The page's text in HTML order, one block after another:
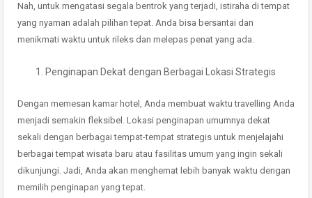
Nah, untuk mengatasi segala bentrok yang terjadi, istiraha di tempat
yang nyaman adalah pilihan tepat. Anda bisa bersantai dan
menikmati waktu untuk rileks dan melepas penat yang ada.
Penginapan Dekat dengan Berbagai Lokasi Strategis
Dengan memesan kamar hotel, Anda membuat waktu travelling Anda
menjadi semakin fleksibel. Lokasi penginapan umumnya dekat
sekali dengan berbagai tempat-tempat strategis untuk menjelajahi
berbagai tempat wisata baru atau fasilitas umum yang ingin sekali
dikunjungi. Jadi, Anda akan menghemat lebih banyak waktu dengan
memilih penginapan yang tepat.